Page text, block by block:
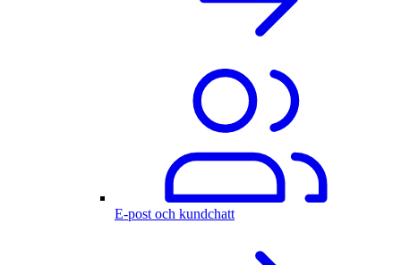
E-post och kundchatt